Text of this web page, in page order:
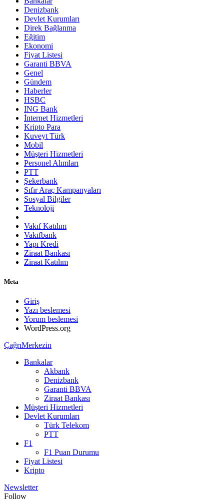
Denizbank
Devlet Kurumları
Direk Bağlanma
Eğitim
Ekonomi
Fiyat Listesi
Garanti BBVA
Genel
Gündem
Haberler
HSBC
ING Bank
İnternet Hizmetleri
Kripto Para
Kuveyt Türk
Mobil
Müşteri Hizmetleri
Personel Alımları
PTT
Şekerbank
Sıfır Araç Kampanyaları
Sosyal Bilgiler
Teknoloji
Vakıf Katılım
Vakıfbank
Yapı Kredi
Ziraat Bankası
Ziraat Katılım
Meta
Giriş
Yazı beslemesi
Yorum beslemesi
WordPress.org
ÇağrıMerkezin
Bankalar
Akbank
Denizbank
Garanti BBVA
Ziraat Bankası
Müşteri Hizmetleri
Devlet Kurumları
Türk Telekom
PTT
F1
F1 Puan Durumu
Fiyat Listesi
Kripto
Newsletter
Follow